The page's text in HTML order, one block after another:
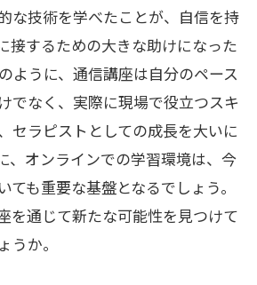
な技術を学べたことが、自信を持
接するための大きな助けになった
ように、通信講座は自分のペース
でなく、実際に現場で役立つスキ
セラピストとしての成長を大いに
、オンラインでの学習環境は、今
ても重要な基盤となるでしょう。
を通じて新たな可能性を見つけて
うか。